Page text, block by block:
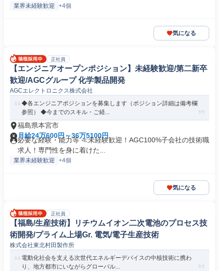
業界未経験歓迎 +4個
気になる
正社員
【エンジニアオープンポジション】未経験歓迎/第二新卒
歓迎/AGCグループ 化学製品開発
AGCエレクトロニクス株式会社
◆各エンジニアポジションを募集します（ポジション詳細は備考欄
参照） ◆今までのスキル・ご経...
福島県本宮市
月給24万600円～36万5100円
必要な経験・能力等 ≪未経験歓迎！AGC100%子会社の技術職
求人！専門性を身に着けた...
業界未経験歓迎 +4個
気になる
正社員
【福島/生産技術】リチウムイオン二次電池のプロセス技
術開発/プライム上場Gr. 電気/電子生産技術
株式会社東北村田製作所
電動化社会を支える次世代エネルギーデバイスの中核技術に携わ
り、地方都市にいながらグローバル...